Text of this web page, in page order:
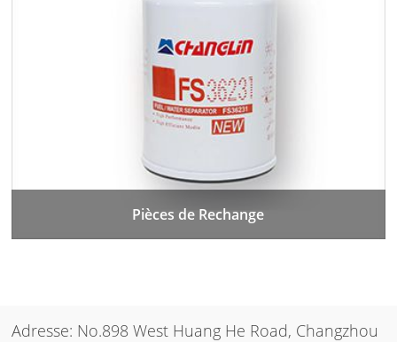
Pièces de Rechange
Adresse: No.898 West Huang He Road, Changzhou